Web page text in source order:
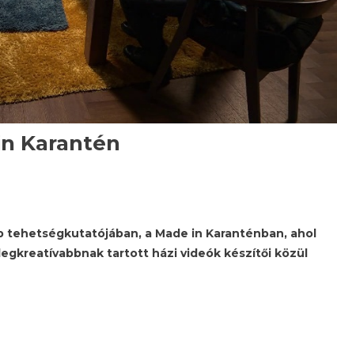
Karantén
a Made in Karanténban, ahol
tartott házi videók készítői közül